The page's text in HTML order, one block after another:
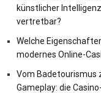
künstlicher
vertretbar?
Welche
modernes Online-
Vom Badetourismus
Gameplay: die